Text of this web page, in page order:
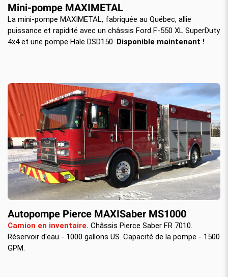
Mini-pompe MAXIMETAL
La mini-pompe MAXIMETAL, fabriquée au Québec, allie
puissance et rapidité avec un châssis Ford F-550 XL SuperDuty
4x4 et une pompe Hale DSD150. Disponible maintenant !
Autopompe Pierce MAXISaber MS1000
Camion en inventaire. Châssis Pierce Saber FR 7010.
Réservoir d'eau - 1000 gallons US. Capacité de la pompe - 1500
GPM.